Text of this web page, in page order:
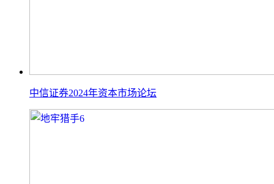
中信证券2024年资本市场论坛